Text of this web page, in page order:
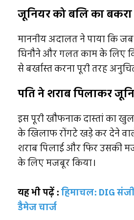
जूनियर को बलि का
माननीय अदालत ने पाया कि
घिनौने और गलत काम के लिए
से बर्खास्त करना पूरी तरह
पति ने शराब पिलाकर
इस पूरी खौफनाक दास्तां का
के खिलाफ रोंगटे खड़े कर देने
शराब पिलाई और फिर उसकी
के लिए मजबूर किया।
यह भी पढ़ें :हिमाचल: DIG
डैमेज चार्ज